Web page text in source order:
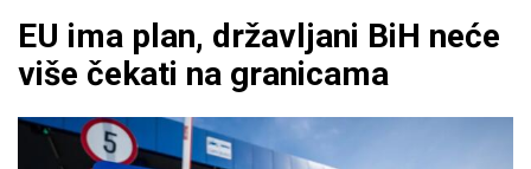
EU ima plan, državljani BiH neće
više čekati na granicama